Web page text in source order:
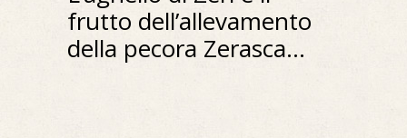
frutto dell’allevamento
della pecora Zerasca...